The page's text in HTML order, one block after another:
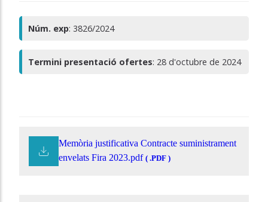
Núm. exp: 3826/2024
Termini presentació ofertes: 28 d'octubre de 2024
Memòria justificativa Contracte suministrament
envelats Fira 2023.pdf ( .PDF )